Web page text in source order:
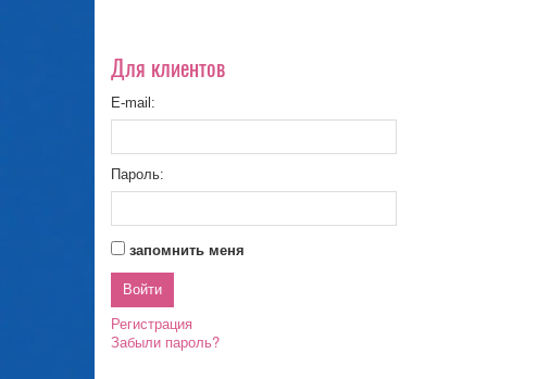
Для клиентов
E-mail:
Пароль:
запомнить меня
Регистрация
Забыли пароль?